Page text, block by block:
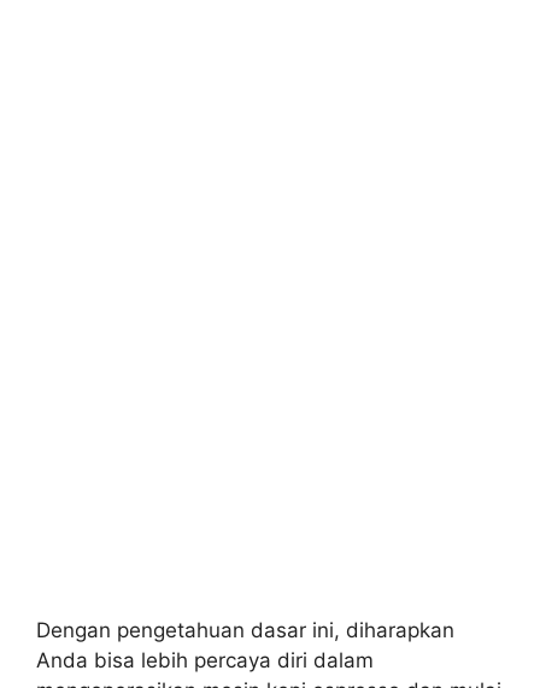
Dengan pengetahuan dasar ini, diharapkan
Anda bisa lebih percaya diri dalam